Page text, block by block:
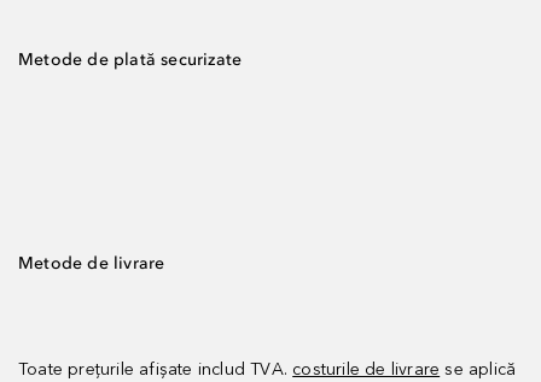
Metode de plată securizate
Metode de livrare
Toate prețurile afișate includ TVA. costurile de livrare se aplică